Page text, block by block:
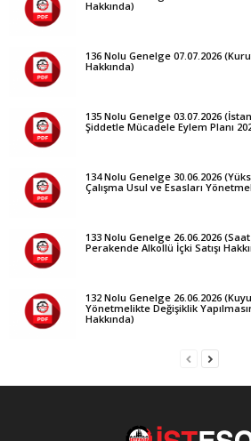
Hakkında)
136 Nolu Genelge 07.07.2026
Hakkında)
135 Nolu Genelge 03.07.2026
Şiddetle Mücadele Eylem Planı
134 Nolu Genelge 30.06.2026
Çalışma Usul ve Esasları
133 Nolu Genelge 26.06.2026
Perakende Alkollü İçki Satışı
132 Nolu Genelge 26.06.2026
Yönetmelikte Değişiklik
Hakkında)